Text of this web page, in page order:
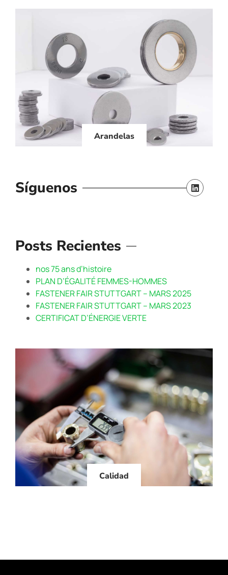
Arandelas
Síguenos
Posts Recientes
nos 75 ans d’histoire
PLAN D’ÉGALITÉ FEMMES-HOMMES
FASTENER FAIR STUTTGART – MARS 2025
FASTENER FAIR STUTTGART – MARS 2023
CERTIFICAT D’ÉNERGIE VERTE
Calidad